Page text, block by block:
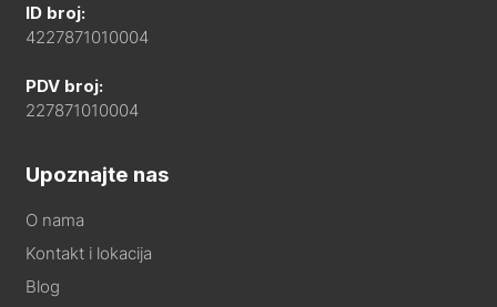
ID broj:
4227871010004
PDV broj:
227871010004
Upoznajte nas
O nama
Kontakt i lokacija
Blog